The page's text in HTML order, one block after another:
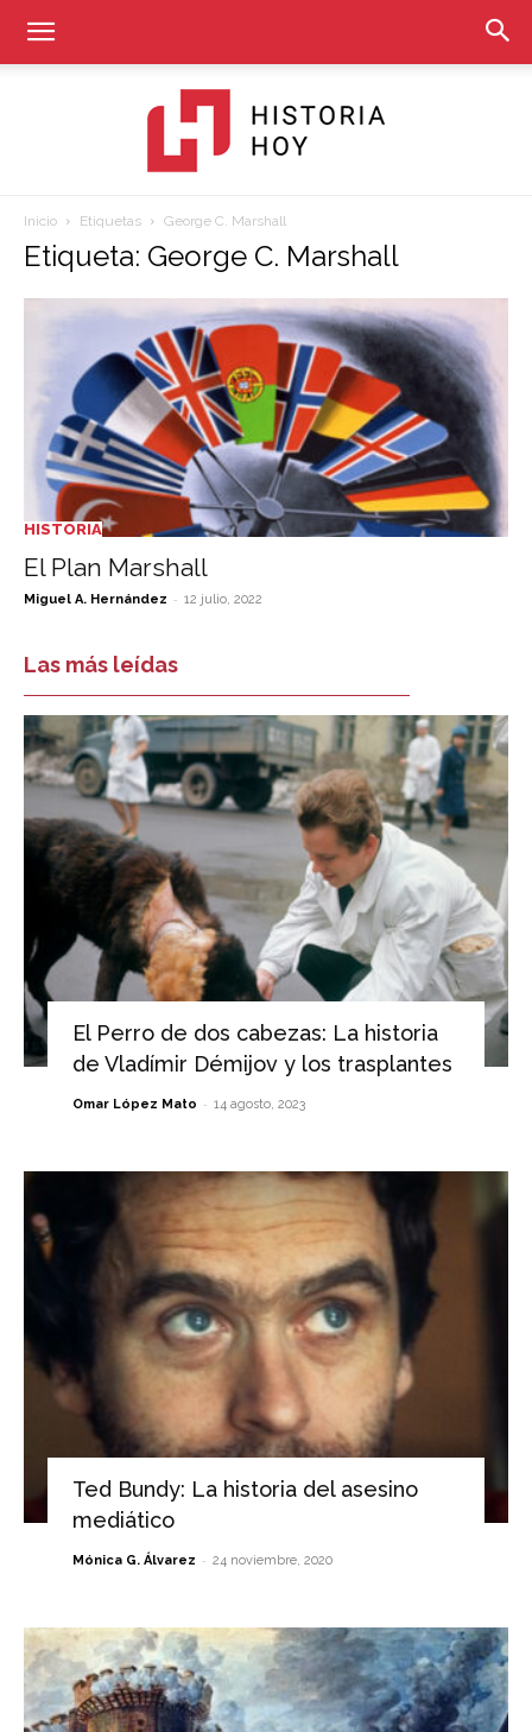
Historia
Hoy
Inicio Etiquetas George C. Marshall
Etiqueta: George C. Marshall
HISTORIA
El Plan Marshall
Miguel A. Hernández - 12 julio, 2022
Las más leídas
El Perro de dos cabezas: La historia
de Vladímir Démijov y los trasplantes
Omar López Mato - 14 agosto, 2023
Ted Bundy: La historia del asesino
mediático
Mónica G. Álvarez - 24 noviembre, 2020